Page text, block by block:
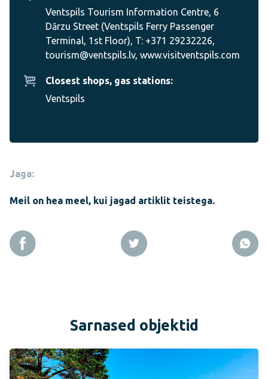
Ventspils Tourism Information Centre, 6
Dārzu Street (Ventspils Ferry Passenger
Terminal, 1st Floor), T: +371 29232226,
tourism@ventspils.lv, www.visitventspils.com
Closest shops, gas stations:
Ventspils
Jaga:
Meil on hea meel, kui jagad artiklit teistega.
Sarnased objektid